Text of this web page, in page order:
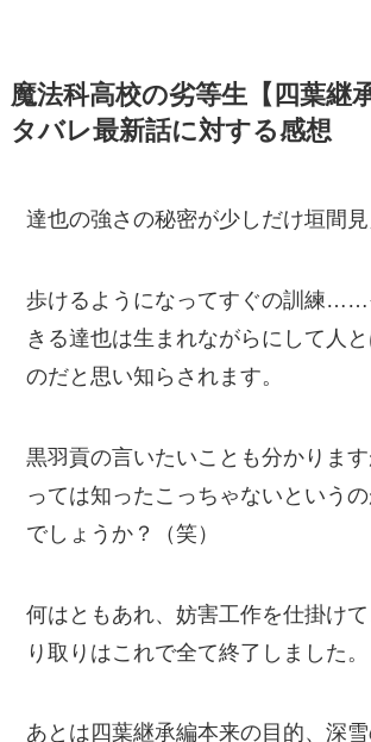
魔法科高校の劣等生【四葉継
タバレ最新話に対する感想
達也の強さの秘密が少しだけ垣間見
歩けるようになってすぐの訓練……
きる達也は生まれながらにして人
のだと思い知らされます。
黒羽貢の言いたいことも分かりま
っては知ったこっちゃないという
でしょうか？（笑）
何はともあれ、妨害工作を仕掛け
り取りはこれで全て終了しました。
あとは四葉継承編本来の目的、深